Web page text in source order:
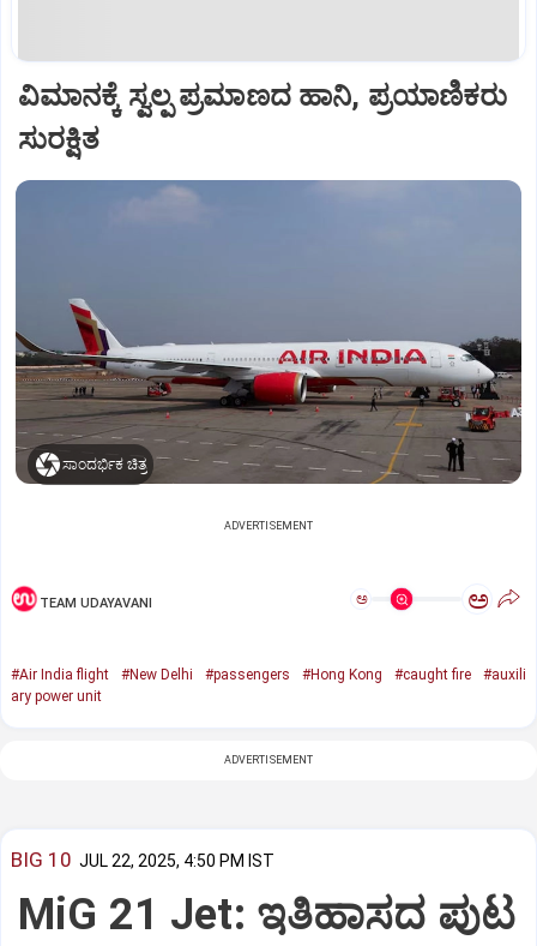
ವಿಮಾನಕ್ಕೆ ಸ್ವಲ್ಪ ಪ್ರಮಾಣದ ಹಾನಿ, ಪ್ರಯಾಣಿಕರು
ಸುರಕ್ಷಿತ
ಸಾಂದರ್ಭಿಕ ಚಿತ್ರ
ADVERTISEMENT
TEAM UDAYAVANI ಅ ಅ
#Air India flight #New Delhi #passengers #Hong Kong #caught fire
#auxili
ary power unit
ADVERTISEMENT
BIG 10 JUL 22, 2025, 4:50 PM IST
MiG 21 Jet: ಇತಿಹಾಸದ ಪುಟ